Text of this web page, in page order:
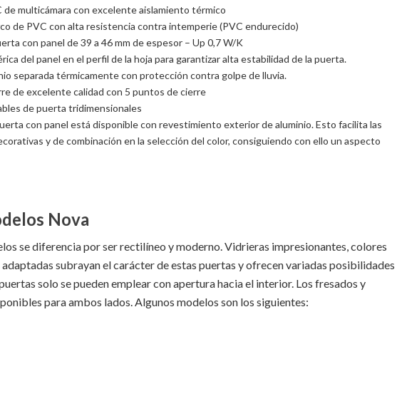
de multicámara con excelente aislamiento térmico
de PVC con alta resistencia contra intemperie (PVC endurecido)
con panel de 39 a 46 mm de espesor – Up 0,7 W/K
del panel en el perfil de la hoja para garantizar alta estabilidad de la puerta.
separada térmicamente con protección contra golpe de lluvia.
de excelente calidad con 5 puntos de cierre
de puerta tridimensionales
con panel está disponible con revestimiento exterior de aluminio. Esto facilita las
y de combinación en la selección del color, consiguiendo con ello un aspecto
Nova
se diferencia por ser rectilíneo y moderno. Vidrieras impresionantes, colores
subrayan el carácter de estas puertas y ofrecen variadas posibilidades
solo se pueden emplear con apertura hacia el interior. Los fresados y
para ambos lados. Algunos modelos son los siguientes: